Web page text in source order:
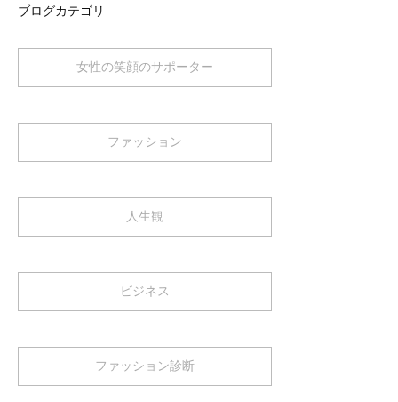
ブログカテゴリ
女性の笑顔のサポーター
ファッション
人生観
ビジネス
ファッション診断